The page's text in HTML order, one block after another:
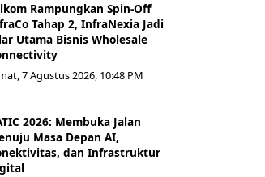
Rampungkan Spin-Off
Tahap 2, InfraNexia Jadi
Utama Bisnis Wholesale
7 Agustus 2026, 10:48 PM
2026: Membuka Jalan
Masa Depan AI,
dan Infrastruktur